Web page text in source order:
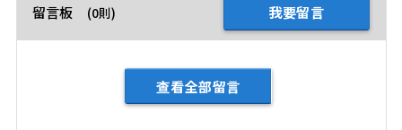
留言板 (0則) 我要留言
查看全部留言